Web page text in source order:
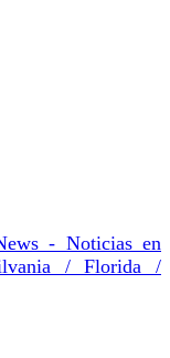
- Noticias en
/ Florida /